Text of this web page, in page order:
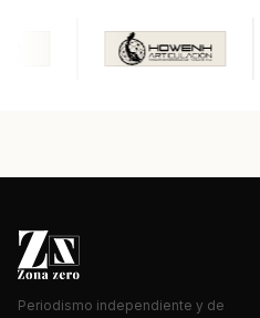
Periodismo independiente y de